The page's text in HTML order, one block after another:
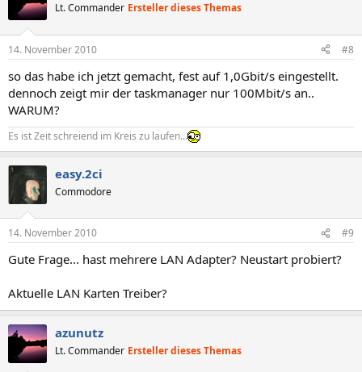
Lt. Commander Ersteller dieses Themas
14. November 2010 #8
so das habe ich jetzt gemacht, fest auf 1,0Gbit/s eingestellt.
dennoch zeigt mir der taskmanager nur 100Mbit/s an..
WARUM?
Es ist Zeit schreiend im Kreis zu laufen...
easy.2ci
Commodore
14. November 2010 #9
Gute Frage... hast mehrere LAN Adapter? Neustart probiert?
Aktuelle LAN Karten Treiber?
azunutz
Lt. Commander Ersteller dieses Themas